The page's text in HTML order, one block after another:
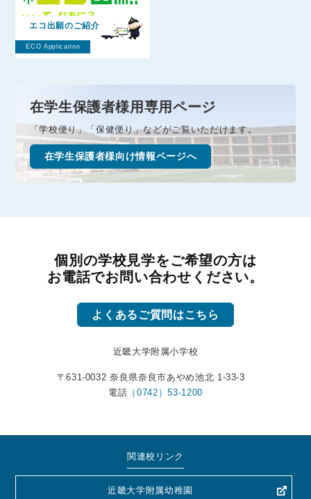
エコ出願のご紹介
ECO Application
在学生保護者様用専用ページ
「学校便り」「保健便り」などがご覧いただけます。
在学生保護者様向け情報ページへ
個別の学校見学をご希望の方は
お電話でお問い合わせください。
よくあるご質問はこちら
近畿大学附属小学校
〒631-0032 奈良県奈良市あやめ池北 1-33-3
電話 （0742）53-1200
関連校リンク
近畿大学附属幼稚園